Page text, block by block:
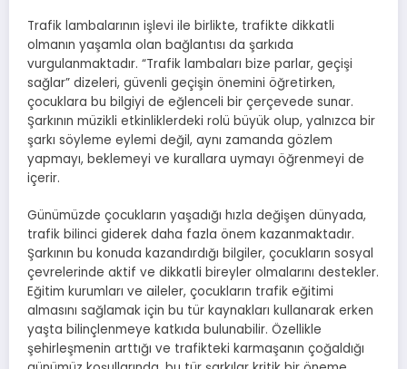
Trafik lambalarının işlevi ile birlikte, trafikte dikkatli
olmanın yaşamla olan bağlantısı da şarkıda
vurgulanmaktadır. “Trafik lambaları bize parlar, geçişi
sağlar” dizeleri, güvenli geçişin önemini öğretirken,
çocuklara bu bilgiyi de eğlenceli bir çerçevede sunar.
Şarkının müzikli etkinliklerdeki rolü büyük olup, yalnızca bir
şarkı söyleme eylemi değil, aynı zamanda gözlem
yapmayı, beklemeyi ve kurallara uymayı öğrenmeyi de
içerir.
Günümüzde çocukların yaşadığı hızla değişen dünyada,
trafik bilinci giderek daha fazla önem kazanmaktadır.
Şarkının bu konuda kazandırdığı bilgiler, çocukların sosyal
çevrelerinde aktif ve dikkatli bireyler olmalarını destekler.
Eğitim kurumları ve aileler, çocukların trafik eğitimi
almasını sağlamak için bu tür kaynakları kullanarak erken
yaşta bilinçlenmeye katkıda bulunabilir. Özellikle
şehirleşmenin arttığı ve trafikteki karmaşanın çoğaldığı